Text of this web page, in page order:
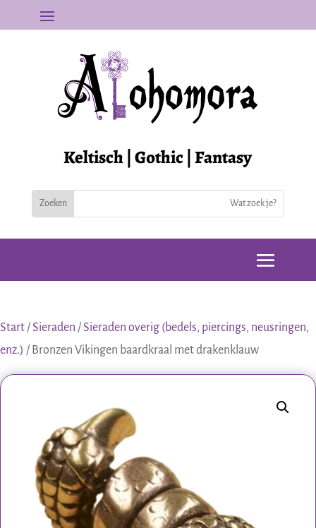
Keltisch | Gothic | Fantasy
Start /Sieraden /Sieraden overig (bedels, piercings, neusringen,
enz.) / Bronzen Vikingen baardkraal met drakenklauw